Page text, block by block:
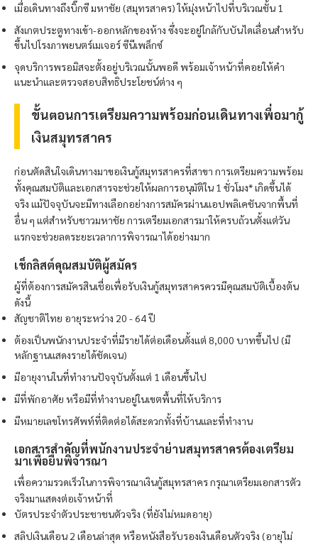
เมื่อเดินทางถึงบิ๊กซี มหาชัย (สมุทรสาคร) ให้มุ่งหน้าไปที่บริเวณชั้น 1
สังเกตประตูทางเข้า-ออกหลักของห้าง ซึ่งจะอยู่ใกล้กับบันไดเลื่อนสำหรับ
ขึ้นไปโรงภาพยนตร์เมเจอร์ ซีนีเพล็กซ์
จุดบริการพรอมิสจะตั้งอยู่บริเวณนั้นพอดี พร้อมเจ้าหน้าที่คอยให้คำ
แนะนำและตรวจสอบสิทธิประโยชน์ต่าง ๆ
ขั้นตอนการเตรียมความพร้อมก่อนเดินทางเพื่อมากู้
เงินสมุทรสาคร
ก่อนตัดสินใจเดินทางมาขอเงินกู้สมุทรสาครที่สาขา การเตรียมความพร้อม
ทั้งคุณสมบัติและเอกสารจะช่วยให้ผลการอนุมัติใน 1 ชั่วโมง* เกิดขึ้นได้
จริง แม้ปัจจุบันจะมีทางเลือกอย่างการสมัครผ่านแอปพลิเคชันจากพื้นที่
อื่น ๆ แต่สำหรับชาวมหาชัย การเตรียมเอกสารมาให้ครบถ้วนตั้งแต่วัน
แรกจะช่วยลดระยะเวลาการพิจารณาได้อย่างมาก
เช็กลิสต์คุณสมบัติผู้สมัคร
ผู้ที่ต้องการสมัครสินเชื่อเพื่อรับเงินกู้สมุทรสาครควรมีคุณสมบัติเบื้องต้น
ดังนี้
สัญชาติไทย อายุระหว่าง 20 - 64 ปี
ต้องเป็นพนักงานประจำที่มีรายได้ต่อเดือนตั้งแต่ 8,000 บาทขึ้นไป (มี
หลักฐานแสดงรายได้ชัดเจน)
มีอายุงานในที่ทำงานปัจจุบันตั้งแต่ 1 เดือนขึ้นไป
มีที่พักอาศัย หรือมีที่ทำงานอยู่ในเขตพื้นที่ให้บริการ
มีหมายเลขโทรศัพท์ที่ติดต่อได้สะดวกทั้งที่บ้านและที่ทำงาน
เอกสารสำคัญที่พนักงานประจำย่านสมุทรสาครต้องเตรียม
มาเพื่อยื่นพิจารณา
เพื่อความรวดเร็วในการพิจารณาเงินกู้สมุทรสาคร กรุณาเตรียมเอกสารตัว
จริงมาแสดงต่อเจ้าหน้าที่
บัตรประจำตัวประชาชนตัวจริง (ที่ยังไม่หมดอายุ)
สลิปเงินเดือน 2 เดือนล่าสุด หรือหนังสือรับรองเงินเดือนตัวจริง (อายุไม่